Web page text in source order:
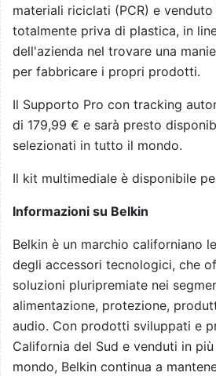
materiali riciclati (PCR) e
totalmente priva di plastica, in
dell'azienda nel trovare una
per fabbricare i propri prodotti.
Il Supporto Pro con tracking
di 179,99 € e sarà presto
selezionati in tutto il mondo.
Il kit multimediale è disponibile
Informazioni su Belkin
Belkin è un marchio californiano
degli accessori tecnologici, che
soluzioni pluripremiate nei
alimentazione, protezione,
audio. Con prodotti sviluppati e
California del Sud e venduti in
mondo, Belkin continua a